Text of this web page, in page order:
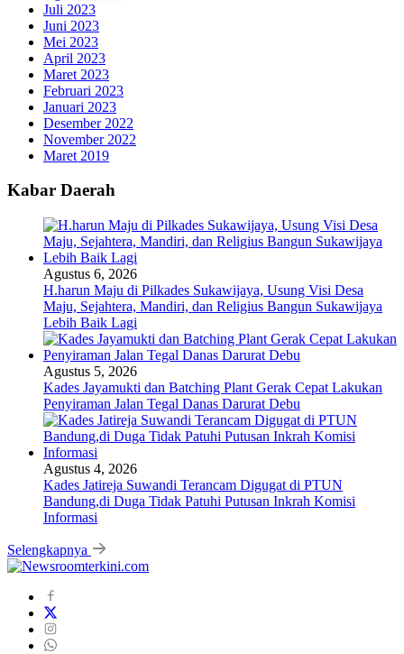
Juli 2023
Juni 2023
Mei 2023
April 2023
Maret 2023
Februari 2023
Januari 2023
Desember 2022
November 2022
Maret 2019
Kabar Daerah
Agustus 6, 2026
H.harun Maju di Pilkades Sukawijaya, Usung Visi Desa
Maju, Sejahtera, Mandiri, dan Religius Bangun Sukawijaya
Lebih Baik Lagi
Agustus 5, 2026
Kades Jayamukti dan Batching Plant Gerak Cepat Lakukan
Penyiraman Jalan Tegal Danas Darurat Debu
Agustus 4, 2026
Kades Jatireja Suwandi Terancam Digugat di PTUN
Bandung,di Duga Tidak Patuhi Putusan Inkrah Komisi
Informasi
Selengkapnya